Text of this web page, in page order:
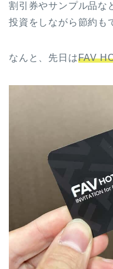
割引券やサンプル品な
投資をしながら節約も
なんと、先日はFAV